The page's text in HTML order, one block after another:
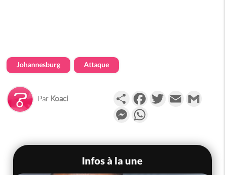
Johannesburg Attaque
Par Koaci PartagerFacebookTwitterEmail
Messenger
Infos à la une